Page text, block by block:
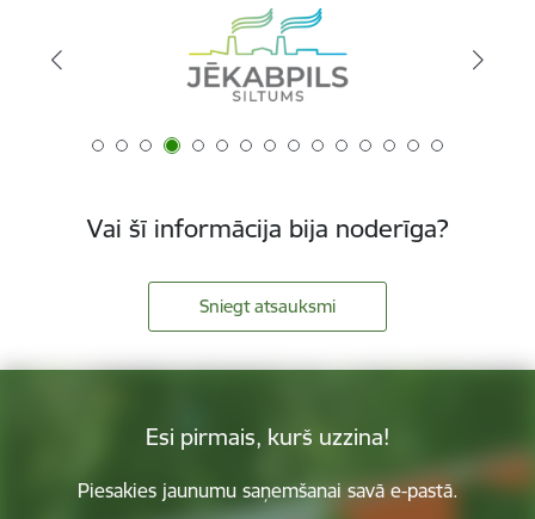
Vai šī informācija bija noderīga?
Sniegt atsauksmi
Esi pirmais, kurš uzzina!
Piesakies jaunumu saņemšanai savā e-pastā.